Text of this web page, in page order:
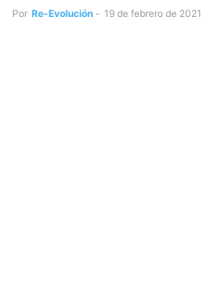
Por Re-Evolución - 19 de febrero de 2021